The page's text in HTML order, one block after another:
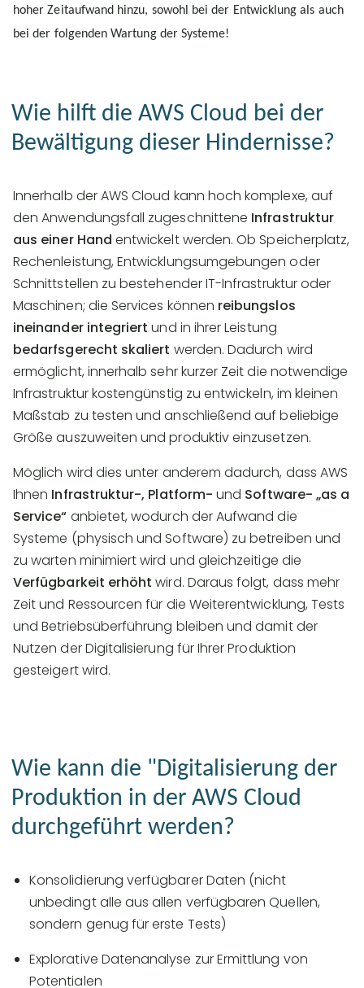
hoher Zeitaufwand hinzu, sowohl bei der Entwicklung als auch
bei der folgenden Wartung der Systeme!
Wie hilft die AWS Cloud bei der
Bewältigung dieser Hindernisse?
Innerhalb der AWS Cloud kann hoch komplexe, auf
den Anwendungsfall zugeschnittene Infrastruktur
aus einer Hand entwickelt werden. Ob Speicherplatz,
Rechenleistung, Entwicklungsumgebungen oder
Schnittstellen zu bestehender IT-Infrastruktur oder
Maschinen; die Services können reibungslos
ineinander integriert und in ihrer Leistung
bedarfsgerecht skaliert werden. Dadurch wird
ermöglicht, innerhalb sehr kurzer Zeit die notwendige
Infrastruktur kostengünstig zu entwickeln, im kleinen
Maßstab zu testen und anschließend auf beliebige
Größe auszuweiten und produktiv einzusetzen.
Möglich wird dies unter anderem dadurch, dass AWS
Ihnen Infrastruktur-, Platform-und Software- „as a
Service“ anbietet, wodurch der Aufwand die
Systeme (physisch und Software) zu betreiben und
zu warten minimiert wird und gleichzeitige die
Verfügbarkeit erhöht wird. Daraus folgt, dass mehr
Zeit und Ressourcen für die Weiterentwicklung, Tests
und Betriebsüberführung bleiben und damit der
Nutzen der Digitalisierung für Ihrer Produktion
gesteigert wird.
Wie kann die "Digitalisierung der
Produktion in der AWS Cloud
durchgeführt werden?
Konsolidierung verfügbarer Daten (nicht
unbedingt alle aus allen verfügbaren Quellen,
sondern genug für erste Tests)
Explorative Datenanalyse zur Ermittlung von
Potentialen